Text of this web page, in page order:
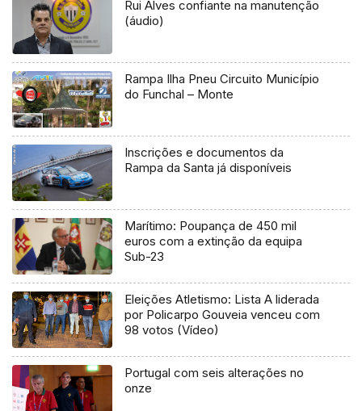
Rui Alves confiante na manutenção
(áudio)
Rampa Ilha Pneu Circuito Município
do Funchal – Monte
Inscrições e documentos da
Rampa da Santa já disponíveis
Marítimo: Poupança de 450 mil
euros com a extinção da equipa
Sub-23
Eleições Atletismo: Lista A liderada
por Policarpo Gouveia venceu com
98 votos (Vídeo)
Portugal com seis alterações no
onze